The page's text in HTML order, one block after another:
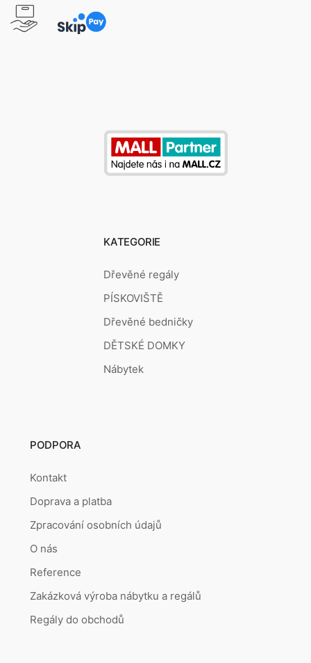
KATEGORIE
Dřevěné regály
PÍSKOVIŠTĚ
Dřevěné bedničky
DĚTSKÉ DOMKY
Nábytek
PODPORA
Kontakt
Doprava a platba
Zpracování osobních údajů
O nás
Reference
Zakázková výroba nábytku a regálů
Regály do obchodů